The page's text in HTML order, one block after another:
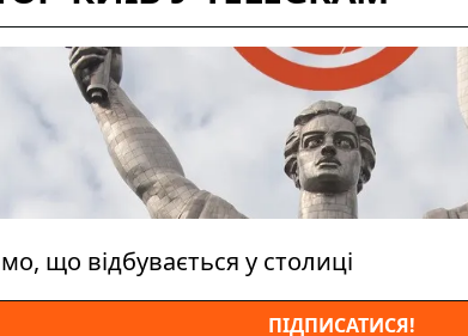
що відбувається у столиці
ПІДПИСАТИСЯ!